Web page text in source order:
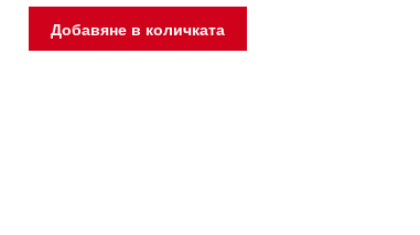
Добавяне в количката